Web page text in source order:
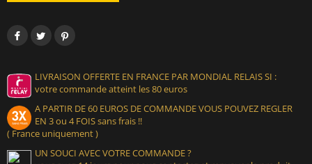
LIVRAISON OFFERTE EN FRANCE PAR MONDIAL RELAIS SI :
votre commande atteint les 80 euros
A PARTIR DE 60 EUROS DE COMMANDE VOUS POUVEZ REGLER
EN 3 ou 4 FOIS sans frais !!
( France uniquement )
UN SOUCI AVEC VOTRE COMMANDE ?